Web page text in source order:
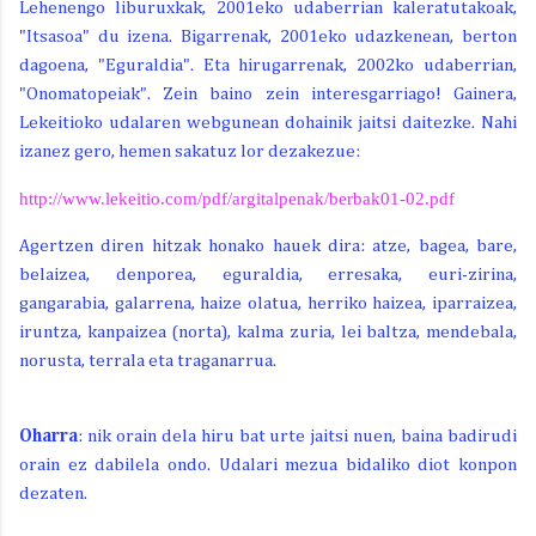
Lehenengo liburuxkak, 2001eko udaberrian kaleratutakoak,
"Itsasoa" du izena. Bigarrenak, 2001eko udazkenean, berton
dagoena, "Eguraldia". Eta hirugarrenak, 2002ko udaberrian,
"Onomatopeiak". Zein baino zein interesgarriago! Gainera,
Lekeitioko udalaren webgunean dohainik jaitsi daitezke. Nahi
izanez gero, hemen sakatuz lor dezakezue:
http://www.lekeitio.com/pdf/argitalpenak/berbak01-02.pdf
Agertzen diren hitzak honako hauek dira: atze, bagea, bare,
belaizea, denporea, eguraldia, erresaka, euri-zirina,
gangarabia, galarrena, haize olatua, herriko haizea, iparraizea,
iruntza, kanpaizea (norta), kalma zuria, lei baltza, mendebala,
norusta, terrala eta traganarrua.
Oharra: nik orain dela hiru bat urte jaitsi nuen, baina badirudi
orain ez dabilela ondo. Udalari mezua bidaliko diot konpon
dezaten.